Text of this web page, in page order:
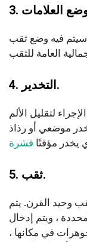
سيتم فيه وضع ثقب
4. التخدير.
لتقليل الألم
موضعي أو رذاذ
يخدر مؤقتًا قشرة
5. ثقب.
وحيد القرن. يتم
، ويتم إدخال
في مكانها ،